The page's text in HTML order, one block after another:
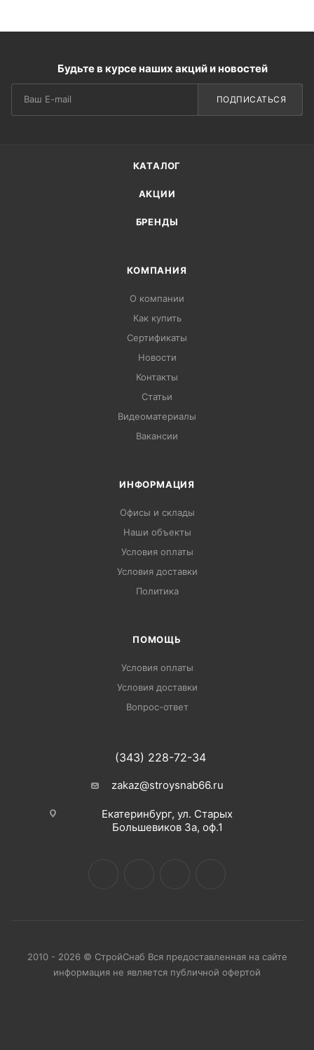
Будьте в курсе наших акций и новостей
ПОДПИСАТЬСЯ
КАТАЛОГ
АКЦИИ
БРЕНДЫ
КОМПАНИЯ
О компании
Как купить
Сертификаты
Новости
Контакты
Статьи
Видеоматериалы
Вакансии
ИНФОРМАЦИЯ
Офисы и склады
Наши объекты
Условия оплаты
Условия доставки
Политика
ПОМОЩЬ
Условия оплаты
Условия доставки
Вопрос-ответ
(343) 228-72-34
zakaz@stroysnab66.ru
Екатеринбург, ул. Старых
Большевиков 3а, оф.1
2010 - 2026 © СтройСнаб Вся предоставленная на сайте
информация не является публичной офертой